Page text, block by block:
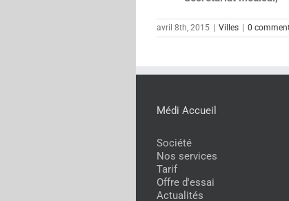
avril 8th, 2015 Villes 0
Médi Accueil
Société
Nos services
Tarif
Offre d'essai
Actualités